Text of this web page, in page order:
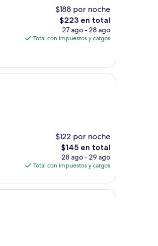
$188 por noche
El
precio
actual
$223 en total
27 ago - 28 ago
Total con impuestos y cargos
$122 por noche
El
precio
actual
de
$145
$145 en total
28 ago - 29 ago
Total con impuestos y cargos